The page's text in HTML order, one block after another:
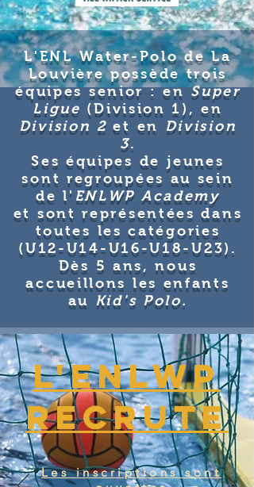
L'ENL Water-Polo de La
Louvière possède trois
équipes senior :enSuper
Ligue (Division 1), en
Division 2 et en
Division
3.
Ses équipes de jeunes
sont regroupées au sein
de l' ENLWP Academy
et sont représentées dans
toutes les catégories
(U12-U14-U16-U18-U23).
Dès 5 ans, nous
accueillons les enfants
au
Kid's Polo.
L'ENLWP
recrute
Les inscriptions sont